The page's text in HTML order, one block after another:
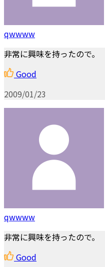
qwwww
非常に興味を持ったので。
Good
2009/01/23
qwwww
非常に興味を持ったので。
Good